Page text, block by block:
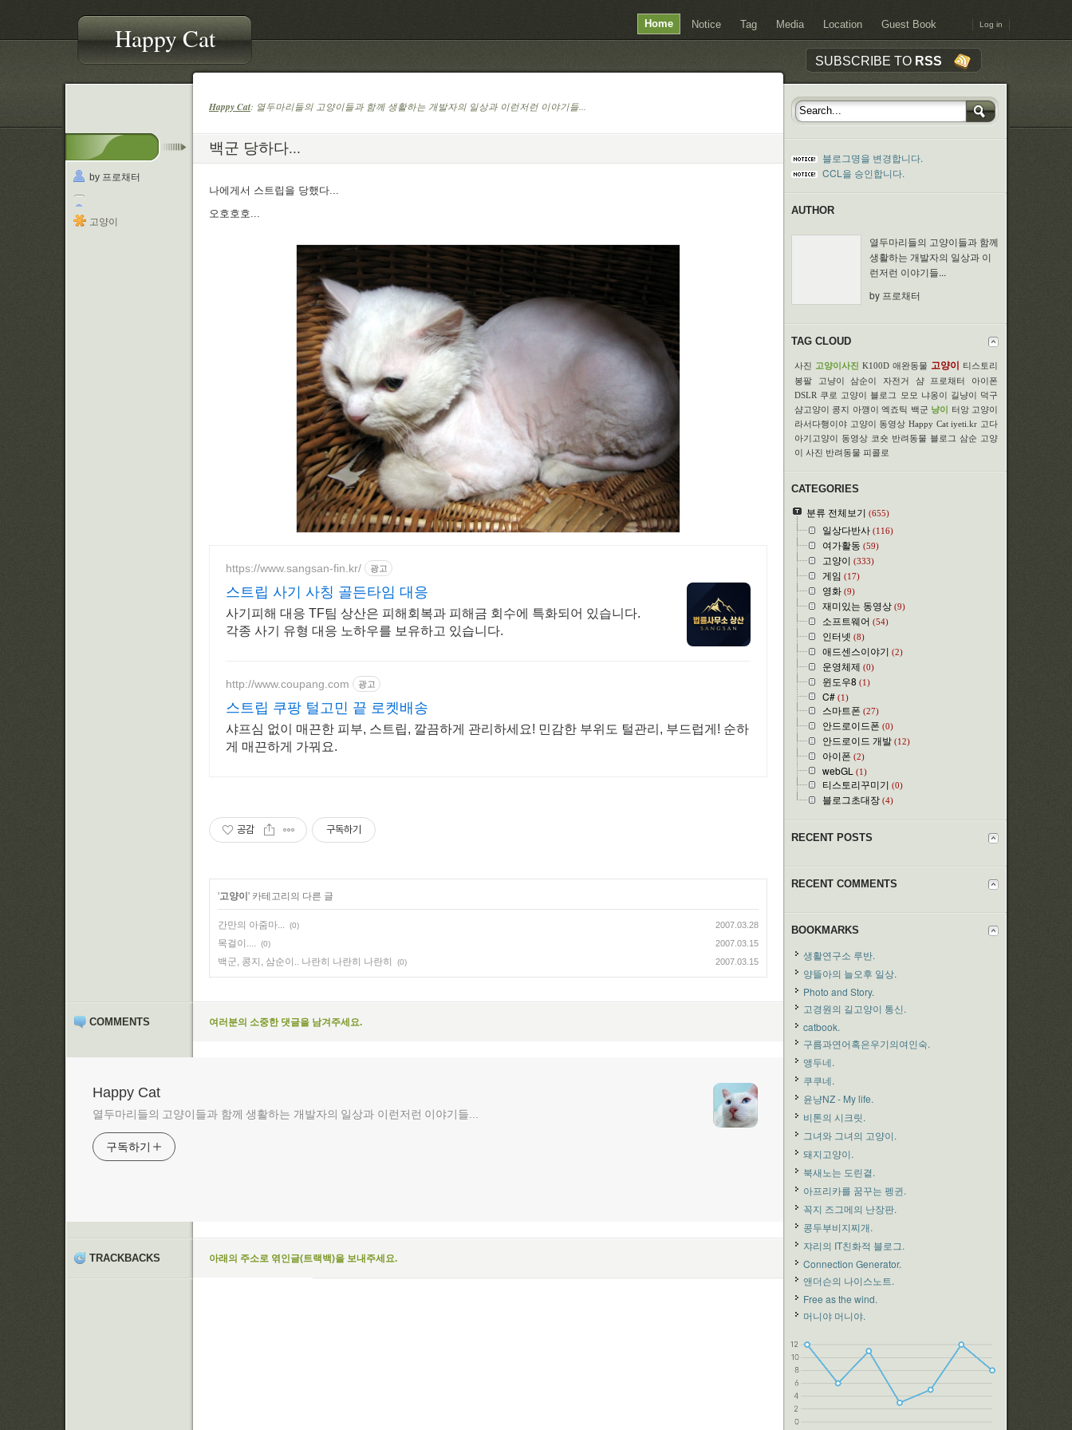
Happy Cat Log in
Home Notice Tag Media Location Guest Book
SUBSCRIBE TO RSS
Happy Cat: 열두마리들의 고양이들과 함께 생활하는 개발자의 일상과 이런저런 이야기들...
by 프로채터
고양이
백군 당하다...
나에게서 스트립을 당했다...
오호호호...
https://www.sangsan-fin.kr/ 광고
스트립 사기 사칭 골든타임 대응
사기피해 대응 TF팀 상산은 피해회복과 피해금 회수에 특화되어 있습니다.
각종 사기 유형 대응 노하우를 보유하고 있습니다.
http://www.coupang.com 광고
스트립 쿠팡 털고민 끝 로켓배송
샤프심 없이 매끈한 피부, 스트립, 깔끔하게 관리하세요! 민감한 부위도 털관리, 부드럽게! 순하
게 매끈하게 가꿔요.
공감 구독하기
'고양이 ' 카테고리의 다른 글
간만의 아줌마... (0) 2007.03.28
목걸이.... (0) 2007.03.15
백군, 콩지, 삼순이.. 나란히 나란히 나란히 (0) 2007.03.15
COMMENTS 여러분의 소중한 댓글을 남겨주세요.
Happy Cat
열두마리들의 고양이들과 함께 생활하는 개발자의 일상과 이런저런 이야기들...
구독하기
TRACKBACKS 아래의 주소로 엮인글(트랙백)을 보내주세요.
블로그명을 변경합니다.
CCL을 승인합니다.
AUTHOR
열두마리들의 고양이들과 함께
생활하는 개발자의 일상과 이
런저런 이야기들...
by 프로채터
TAG CLOUD
사진 고양이사진 K100D 애완동물 고양이
티스토리
봉팔
고냥이 삼순이 자전거 샴 프로채터
아이폰
DSLR 쿠로 고양이 블로그 모모 냐옹이 길냥이 덕구
샴고양이 콩지 아깽이 엑죠틱 백군 냥이 터앙 고양이
라서다행이야 고양이 동영상 Happy Cat iyeti.kr 고다
아기고양이 동영상 코숏 반려동물 블로그 삼순 고양
이 사진 반려동물 피콜로
CATEGORIES
분류 전체보기 (655)
일상다반사 (116)
여가활동 (59)
고양이 (333)
게임 (17)
영화 (9)
재미있는 동영상 (9)
소프트웨어 (54)
인터넷 (8)
애드센스이야기 (2)
운영체제 (0)
윈도우8 (1)
C# (1)
스마트폰 (27)
안드로이드폰 (0)
안드로이드 개발 (12)
아이폰 (2)
webGL (1)
티스토리꾸미기 (0)
블로그초대장 (4)
RECENT POSTS
RECENT COMMENTS
BOOKMARKS
생활연구소 루반.
양뜰아의 늘오후 일상.
Photo and Story.
고경원의 길고양이 통신.
catbook.
구름과연어혹은우기의여인숙.
앵두네.
쿠쿠네.
윤냥NZ - My life.
비톤의 시크릿.
그녀와 그녀의 고양이.
돼지고양이.
북새노는 도린곁.
아프리카를 꿈꾸는 펭귄.
꼭지 즈그메의 난장판.
콩두부비지찌개.
쟈리의 IT친화적 블로그.
Connection Generator.
앤더슨의 나이스노트.
Free as the wind.
머니야 머니야.